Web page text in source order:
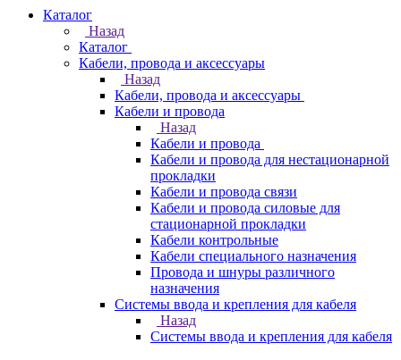
Каталог
Назад
Каталог
Кабели, провода и аксессуары
Назад
Кабели, провода и аксессуары
Кабели и провода
Назад
Кабели и провода
Кабели и провода для нестационарной
прокладки
Кабели и провода связи
Кабели и провода силовые для
стационарной прокладки
Кабели контрольные
Кабели специального назначения
Провода и шнуры различного
назначения
Системы ввода и крепления для кабеля
Назад
Системы ввода и крепления для кабеля